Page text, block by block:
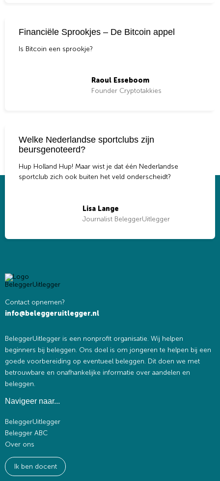
Financiële Sprookjes – De Bitcoin appel
Is Bitcoin een sprookje?
Raoul Esseboom
Founder Cryptotakkies
Welke Nederlandse sportclubs zijn
beursgenoteerd?
Hup Holland Hup! Maar wist je dat één Nederlandse
sportclub zich ook buiten het veld onderscheidt?
Lisa Lange
Journalist BeleggerUitlegger
Contact opnemen?
info@beleggeruitlegger.nl
BeleggerUitlegger is een nonprofit organisatie. Wij helpen
beginners bij beleggen. Ons doel is om jongeren te helpen bij een
goede voorbereiding op eventueel beleggen. Dit doen we met
betrouwbare en onafhankelijke informatie over aandelen en
beleggen.
Navigeer naar...
BeleggerUitlegger
Belegger ABC
Over ons
Ik ben docent